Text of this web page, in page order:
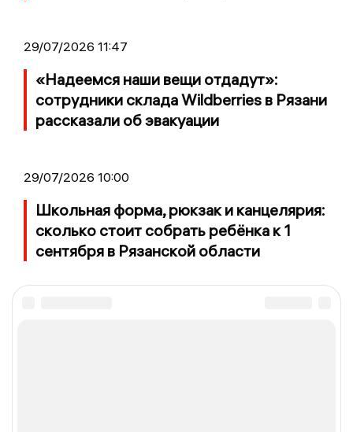
29/07/2026 11:47
«Надеемся наши вещи отдадут»:
сотрудники склада Wildberries в Рязани
рассказали об эвакуации
29/07/2026 10:00
Школьная форма, рюкзак и канцелярия:
сколько стоит собрать ребёнка к 1
сентября в Рязанской области